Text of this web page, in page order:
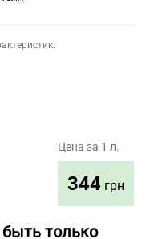
Цена за 1 л.
344 грн
только